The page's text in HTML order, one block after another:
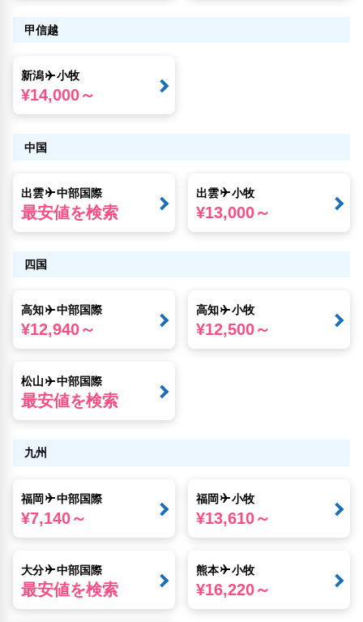
甲信越
新潟 小牧
¥14,000～
中国
出雲 中部国際
最安値を検索
出雲 小牧
¥13,000～
四国
高知 中部国際
¥12,940～
高知 小牧
¥12,500～
松山 中部国際
最安値を検索
九州
福岡 中部国際
¥7,140～
福岡 小牧
¥13,610～
大分 中部国際
最安値を検索
熊本 小牧
¥16,220～